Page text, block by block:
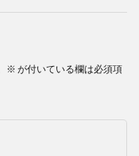
※ が付いている欄は必須項